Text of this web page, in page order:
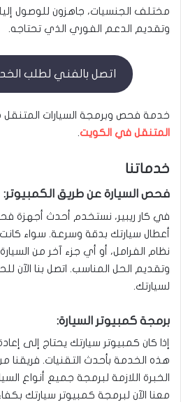
مختلف الجنسيات، جاهزون للوصول
وتقديم الدعم الفوري الذي تحتاجه.
اتصل بالفني لطلب الخدمة
خدمة فحص وبرمجة السيارات
المتنقل في الكويت.
خدماتنا
فحص السيارة عن طريق الكمبيوتر:
في كار ريبير، نستخدم أحدث أجهزة
أعطال سيارتك بدقة وسرعة. سواء
نظام الفرامل، أو أي جزء آخر من
وتقديم الحل المناسب. اتصل بنا
لسيارتك.
برمجة كمبيوتر السيارة:
إذا كان كمبيوتر سيارتك يحتاج إلى
هذه الخدمة بأحدث التقنيات. فريقنا
الخبرة اللازمة لبرمجة جميع أنواع
معنا الآن لبرمجة كمبيوتر سيارتك